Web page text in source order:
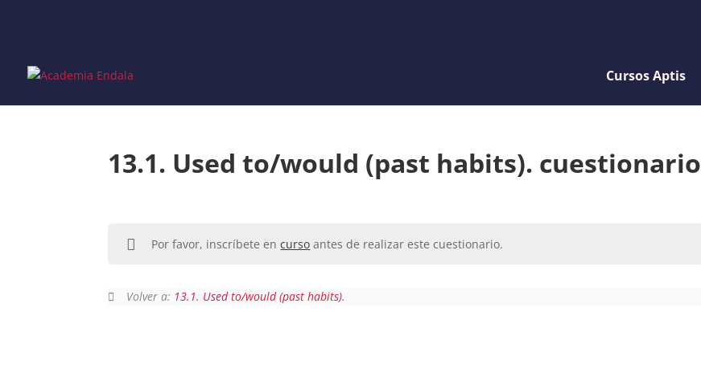
Cursos Aptis
13.1. Used to/would (past habits). cuestionario
Por favor, inscríbete encurso antes de realizar este cuestionario.
Volver a: 13.1. Used to/would (past habits).